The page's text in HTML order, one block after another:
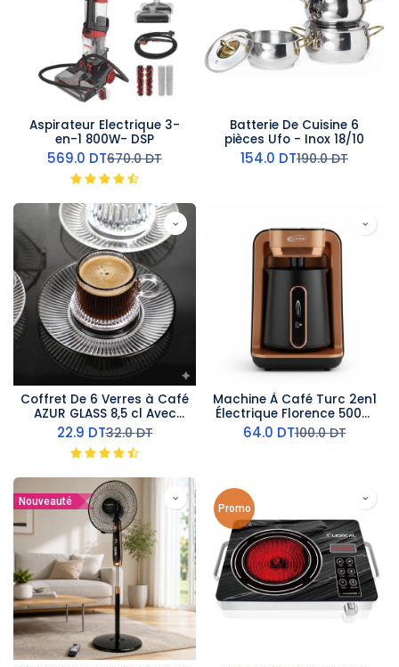
Aspirateur Electrique 3-
en-1 800W- DSP
569.0 DT670.0DT
Batterie De Cuisine 6
pièces Ufo - Inox 18/10
154.0 DT190.0DT
Coffret De 6 Verres à Café
AZUR GLASS 8,5 cl Avec
Sous Tasses
22.9 DT32.0DT
Machine À Café Turc 2en1
Électrique Florence 500W
Marron
64.0 DT100.0DT
Nouveauté
Promo